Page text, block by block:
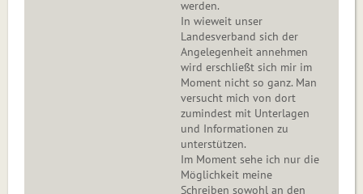
werden.
In wieweit unser
Landesverband sich der
Angelegenheit annehmen
wird erschließt sich mir im
Moment nicht so ganz. Man
versucht mich von dort
zumindest mit Unterlagen
und Informationen zu
unterstützen.
Im Moment sehe ich nur die
Möglichkeit meine
Schreiben sowohl an den